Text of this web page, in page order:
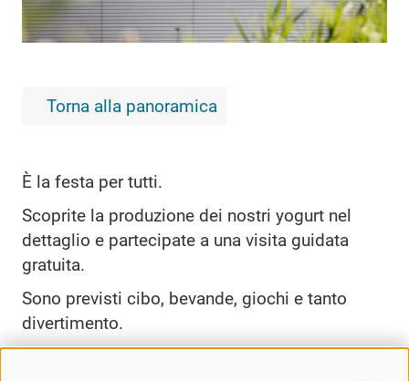
Torna alla panoramica
È la festa per tutti.
Scoprite la produzione dei nostri yogurt nel
dettaglio e partecipate a una visita guidata
gratuita.
Sono previsti cibo, bevande, giochi e tanto
divertimento.